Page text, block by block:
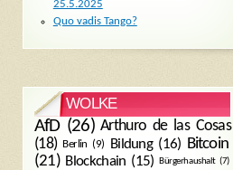
25.5.2025
Quo vadis Tango?
WOLKE
AfD(26) Arthuro de las Cosas
(18) Berlin (9) Bildung(16) Bitcoin
(21) Blockchain (15) Bürgerhaushalt (7)